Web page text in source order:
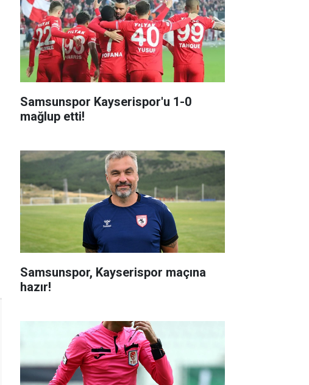
Samsunspor Kayserispor'u 1-0
mağlup etti!
Samsunspor, Kayserispor maçına
hazır!